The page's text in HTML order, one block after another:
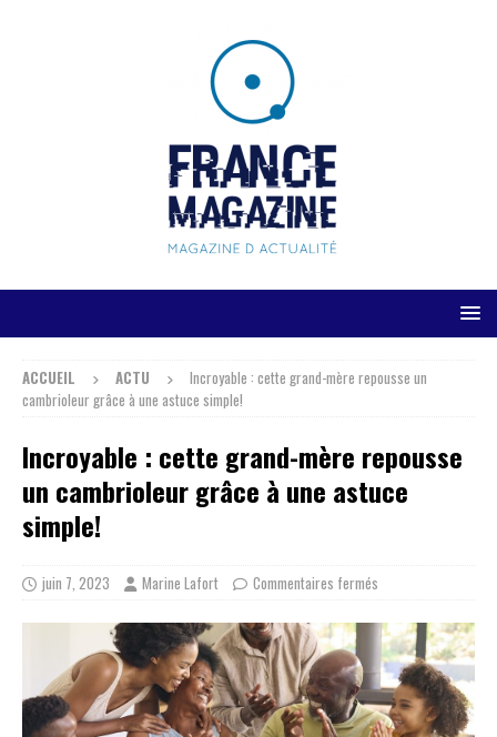
ACCUEIL ACTU
Incroyable : cette grand-mère repousse un
cambrioleur grâce à une astuce simple!
Incroyable : cette grand-mère repousse
un cambrioleur grâce à une astuce
simple!
juin 7, 2023 Marine Lafort Commentaires fermés